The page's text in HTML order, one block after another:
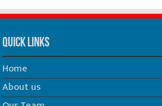
Quick Links
Home
About us